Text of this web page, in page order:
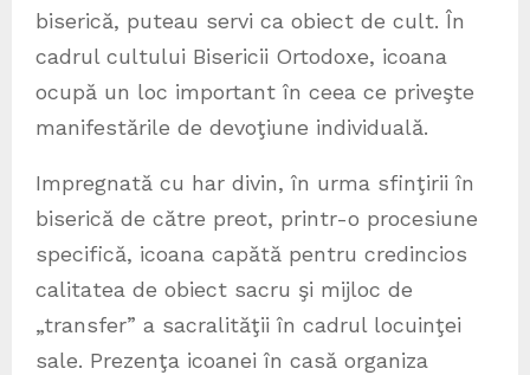
biserică, puteau servi ca obiect de cult. În
cadrul cultului Bisericii Ortodoxe, icoana
ocupă un loc important în ceea ce priveşte
manifestările de devoţiune individuală.
Impregnată cu har divin, în urma sfinţirii în
biserică de către preot, printr-o procesiune
specifică, icoana capătă pentru credincios
calitatea de obiect sacru şi mijloc de
„transfer” a sacralităţii în cadrul locuinţei
sale. Prezenţa icoanei în casă organiza